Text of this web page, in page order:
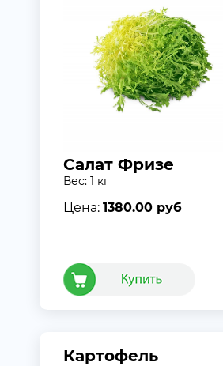
Салат Фризе
Вес: 1 кг
Цена: 1380.00 руб
Картофель